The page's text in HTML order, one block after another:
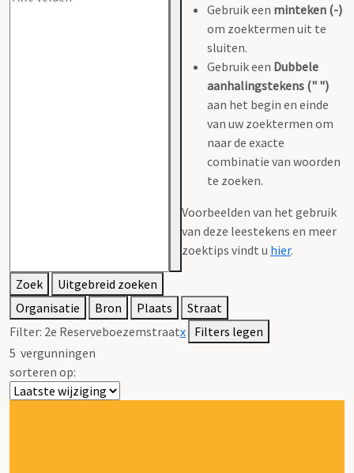
Gebruik een minteken (-)
om zoektermen uit te
sluiten.
Gebruik een Dubbele
aanhalingstekens (" ")
aan het begin en einde
van uw zoektermen om
naar de exacte
combinatie van woorden
te zoeken.
Voorbeelden van het gebruik
van deze leestekens en meer
zoektips vindt u hier.
Zoek
Uitgebreid zoeken
Organisatie
Bron Plaats
Straat
Filter: 2e Reserveboezemstraatx Filters legen
5 vergunningen
sorteren op: